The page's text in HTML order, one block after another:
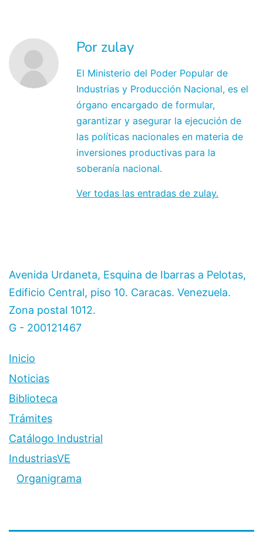
Por zulay
El Ministerio del Poder Popular de
Industrias y Producción Nacional, es el
órgano encargado de formular,
garantizar y asegurar la ejecución de
las políticas nacionales en materia de
inversiones productivas para la
soberanía nacional.
Ver todas las entradas de zulay.
Avenida Urdaneta, Esquina de Ibarras a Pelotas,
Edificio Central, piso 10. Caracas. Venezuela.
Zona postal 1012.
G - 200121467
Inicio
Noticias
Biblioteca
Trámites
Catálogo Industrial
IndustriasVE
Organigrama